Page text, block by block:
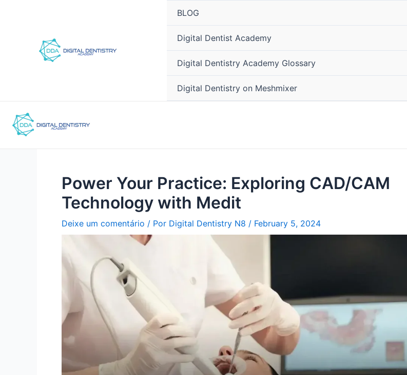
BLOG
Digital Dentist Academy
Digital Dentistry Academy Glossary
Digital Dentistry on Meshmixer
Power Your Practice: Exploring CAD/CAM
Technology with Medit
Deixe um comentário / Por Digital Dentistry N8 / February 5, 2024